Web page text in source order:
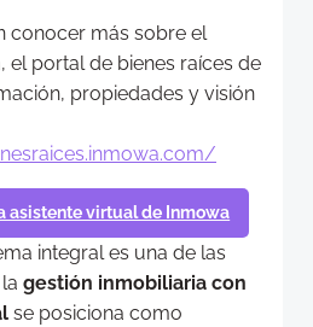
conocer más sobre el
el portal de bienes raíces de
propiedades y visión
asistente virtual de Inmowa
integral es una de las
gestión inmobiliaria con
se posiciona como